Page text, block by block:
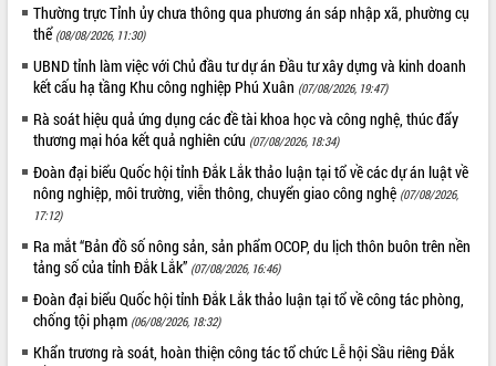
Thường trực Tỉnh ủy chưa thông qua phương án sáp nhập xã, phường cụ
thể (08/08/2026, 11:30)
UBND tỉnh làm việc với Chủ đầu tư dự án Đầu tư xây dựng và kinh doanh
kết cấu hạ tầng Khu công nghiệp Phú Xuân (07/08/2026, 19:47)
Rà soát hiệu quả ứng dụng các đề tài khoa học và công nghệ, thúc đẩy
thương mại hóa kết quả nghiên cứu (07/08/2026, 18:34)
Đoàn đại biểu Quốc hội tỉnh Đắk Lắk thảo luận tại tổ về các dự án luật về
nông nghiệp, môi trường, viễn thông, chuyển giao công nghệ (07/08/2026,
17:12)
Ra mắt “Bản đồ số nông sản, sản phẩm OCOP, du lịch thôn buôn trên nền
tảng số của tỉnh Đắk Lắk” (07/08/2026, 16:46)
Đoàn đại biểu Quốc hội tỉnh Đắk Lắk thảo luận tại tổ về công tác phòng,
chống tội phạm (06/08/2026, 18:32)
Khẩn trương rà soát, hoàn thiện công tác tổ chức Lễ hội Sầu riêng Đắk